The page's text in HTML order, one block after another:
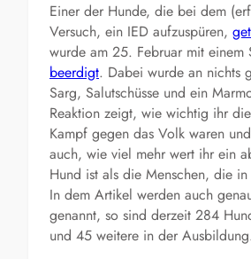
Einer der Hunde, die bei dem
Versuch, ein IED aufzuspüren,
wurde am 25. Februar mit einem
beerdigt. Dabei wurde an nichts
Sarg, Salutschüsse und ein
Reaktion zeigt, wie wichtig ihr
Kampf gegen das Volk waren
auch, wie viel mehr wert ihr ein
Hund ist als die Menschen, die
In dem Artikel werden auch
genannt, so sind derzeit 284
und 45 weitere in der